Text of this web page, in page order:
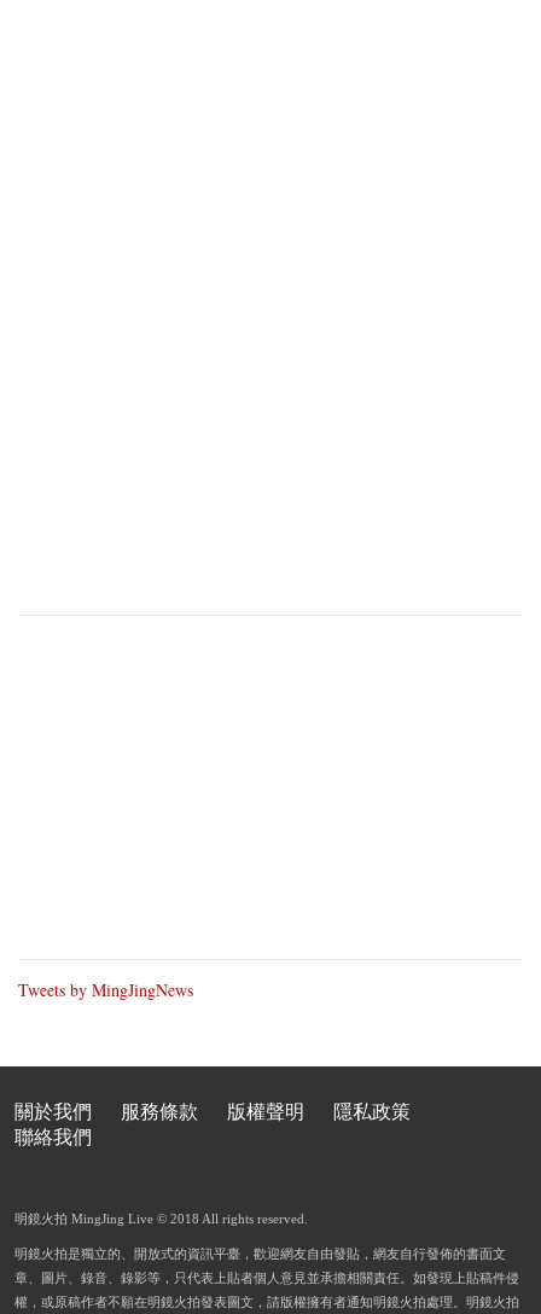
Tweets by MingJingNews
關於我們 服務條款 版權聲明
隱私政策
聯絡我們
明鏡火拍 MingJing Live © 2018 All rights reserved.
明鏡火拍是獨立的、開放式的資訊平臺，歡迎網友自由發貼，網友自行發佈的書面文
章、圖片、錄音、錄影等，只代表上貼者個人意見並承擔相關責任。如發現上貼稿件侵
權，或原稿作者不願在明鏡火拍發表圖文，請版權擁有者通知明鏡火拍處理。明鏡火拍